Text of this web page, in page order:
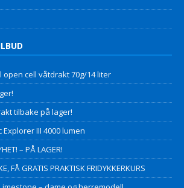
open cell våtdrakt 70g/14 liter
tilbake på lager!
III 4000 lumen
– PÅ LAGER!
FÅ GRATIS PRAKTISK FRIDYKKERKURS